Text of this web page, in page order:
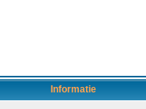
Informatie